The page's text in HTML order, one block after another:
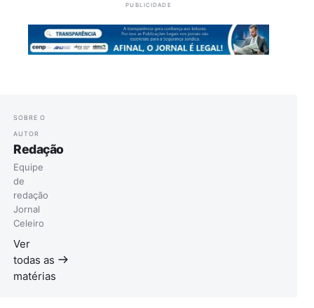
PUBLICIDADE
SOBRE O
AUTOR
Redação
Equipe
de
redação
Jornal
Celeiro
Ver
todas as
matérias